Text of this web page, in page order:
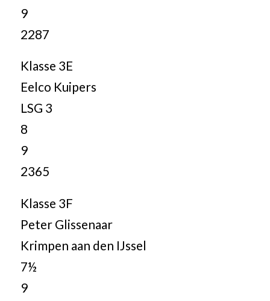
9
2287
Klasse 3E
Eelco Kuipers
LSG 3
8
9
2365
Klasse 3F
Peter Glissenaar
Krimpen aan den IJssel
7½
9